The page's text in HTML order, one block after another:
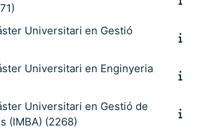
Universitari en Gestió
Universitari en Enginyeria
Universitari en Gestió de
(IMBA) (2268)